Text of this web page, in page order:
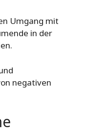
Umgang mit
in der
negativen